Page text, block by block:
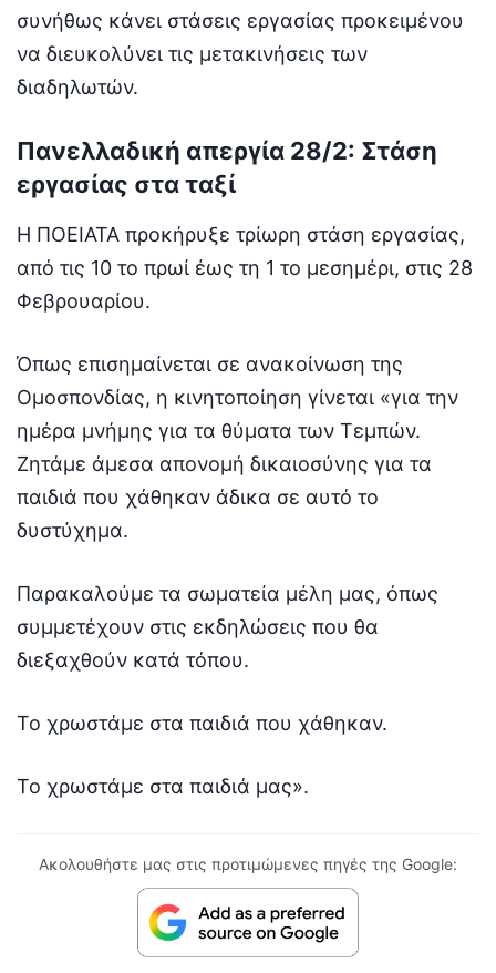
συνήθως κάνει στάσεις εργασίας προκειμένου
να διευκολύνει τις μετακινήσεις των
διαδηλωτών.
Πανελλαδική απεργία 28/2: Στάση
εργασίας στα ταξί
Η ΠΟΕΙΑΤΑ προκήρυξε τρίωρη στάση εργασίας,
από τις 10 το πρωί έως τη 1 το μεσημέρι, στις 28
Φεβρουαρίου.
Όπως επισημαίνεται σε ανακοίνωση της
Ομοσπονδίας, η κινητοποίηση γίνεται «για την
ημέρα μνήμης για τα θύματα των Τεμπών.
Ζητάμε άμεσα απονομή δικαιοσύνης για τα
παιδιά που χάθηκαν άδικα σε αυτό το
δυστύχημα.
Παρακαλούμε τα σωματεία μέλη μας, όπως
συμμετέχουν στις εκδηλώσεις που θα
διεξαχθούν κατά τόπου.
Το χρωστάμε στα παιδιά που χάθηκαν.
Το χρωστάμε στα παιδιά μας».
Ακολουθήστε μας στις προτιμώμενες πηγές της Google: